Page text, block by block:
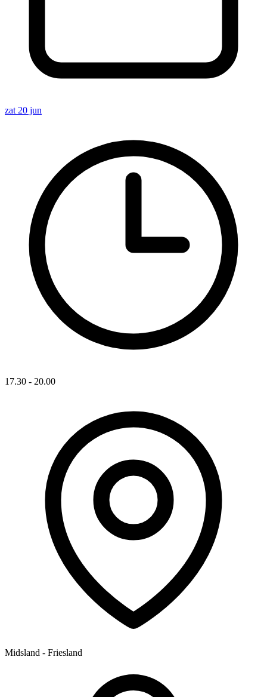
zat 20 jun
17.30 - 20.00
Midsland - Friesland